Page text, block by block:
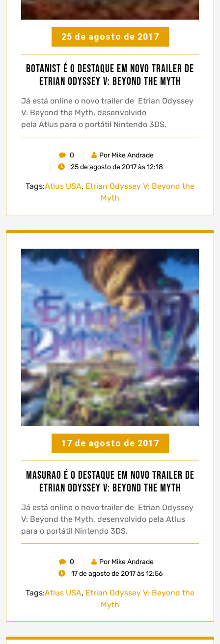
25 de agosto de 2017
Botanist é o destaque em novo trailer de
Etrian Odyssey V: Beyond the Myth
Já está online o novo trailer de Etrian Odyssey
V: Beyond the Myth, desenvolvido
pela Atlus para o portátil Nintendo 3DS.
0
Por Mike Andrade
25 de agosto de 2017 às 12:18
Tags:Atlus USA, Etrian Odyssey V: Beyond the
Myth
17 de agosto de 2017
Masurao é o destaque em novo trailer de
Etrian Odyssey V: Beyond the Myth
Já está online o novo trailer de Etrian Odyssey
V: Beyond the Myth, desenvolvido pela Atlus
para o portátil Nintendo 3DS.
0
Por Mike Andrade
17 de agosto de 2017 às 12:56
Tags:Atlus USA, Etrian Odyssey V: Beyond the
Myth